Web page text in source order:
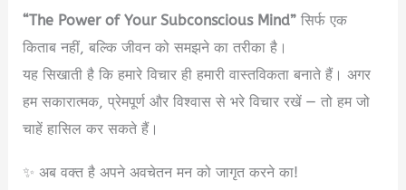
“The Power of Your Subconscious Mind” सिर्फ एक
किताब नहीं, बल्कि जीवन को समझने का तरीका है।
यह सिखाती है कि हमारे विचार ही हमारी वास्तविकता बनाते हैं। अगर
हम सकारात्मक, प्रेमपूर्ण और विश्वास से भरे विचार रखें — तो हम जो
चाहें हासिल कर सकते हैं।
✨ अब वक्त है अपने अवचेतन मन को जागृत करने का!